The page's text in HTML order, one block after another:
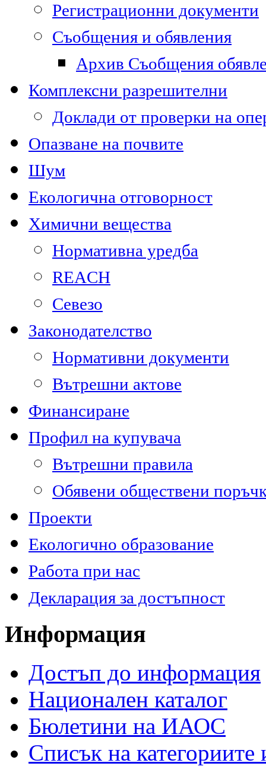
Регистрационни документи
Съобщения и обявления
Архив Съобщения
Комплексни разрешителни
Доклади от проверки на
Опазване на почвите
Шум
Екологична отговорност
Химични вещества
Нормативна уредба
REACH
Севезо
Законодателство
Нормативни документи
Вътрешни актове
Финансиране
Профил на купувача
Вътрешни правила
Обявени обществени
Проекти
Екологично образование
Работа при нас
Декларация за достъпност
Информация
Достъп до информация
Национален каталог
Бюлетини на ИАОС
Списък на